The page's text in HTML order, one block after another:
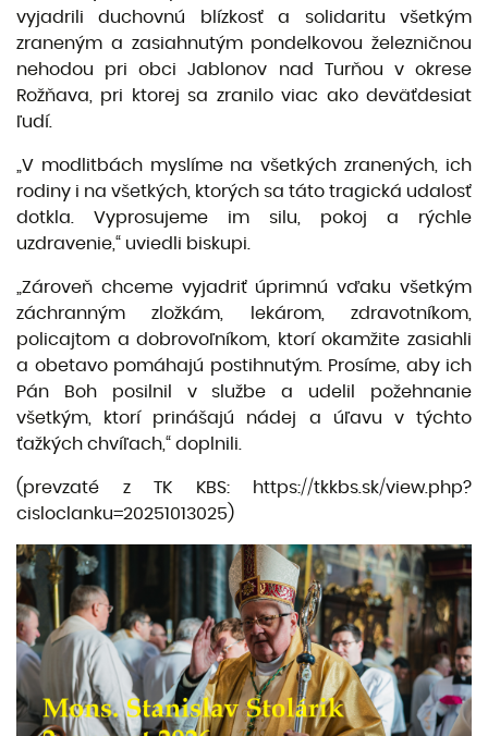
vyjadrili duchovnú blízkosť a solidaritu všetkým
zraneným a zasiahnutým pondelkovou železničnou
nehodou pri obci Jablonov nad Turňou v okrese
Rožňava, pri ktorej sa zranilo viac ako deväťdesiat
ľudí.
„V modlitbách myslíme na všetkých zranených, ich
rodiny i na všetkých, ktorých sa táto tragická udalosť
dotkla. Vyprosujeme im silu, pokoj a rýchle
uzdravenie,“ uviedli biskupi.
„Zároveň chceme vyjadriť úprimnú vďaku všetkým
záchranným zložkám, lekárom, zdravotníkom,
policajtom a dobrovoľníkom, ktorí okamžite zasiahli
a obetavo pomáhajú postihnutým. Prosíme, aby ich
Pán Boh posilnil v službe a udelil požehnanie
všetkým, ktorí prinášajú nádej a úľavu v týchto
ťažkých chvíľach,“ doplnili.
(prevzaté z TK KBS:
https://tkkbs.sk/view.php?
cisloclanku=20251013025)